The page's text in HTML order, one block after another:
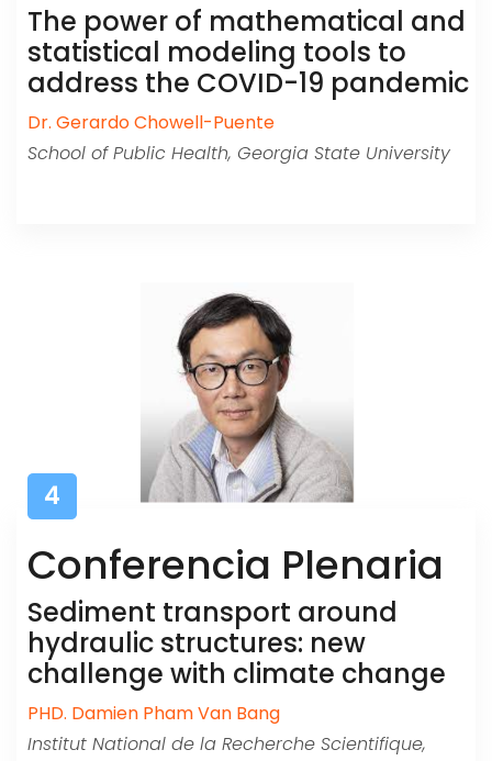
The power of mathematical and
statistical modeling tools to
address the COVID-19 pandemic
Dr. Gerardo Chowell-Puente
School of Public Health, Georgia State University
4
Conferencia Plenaria
Sediment transport around
hydraulic structures: new
challenge with climate change
PHD. Damien Pham Van Bang
Institut National de la Recherche Scientifique,